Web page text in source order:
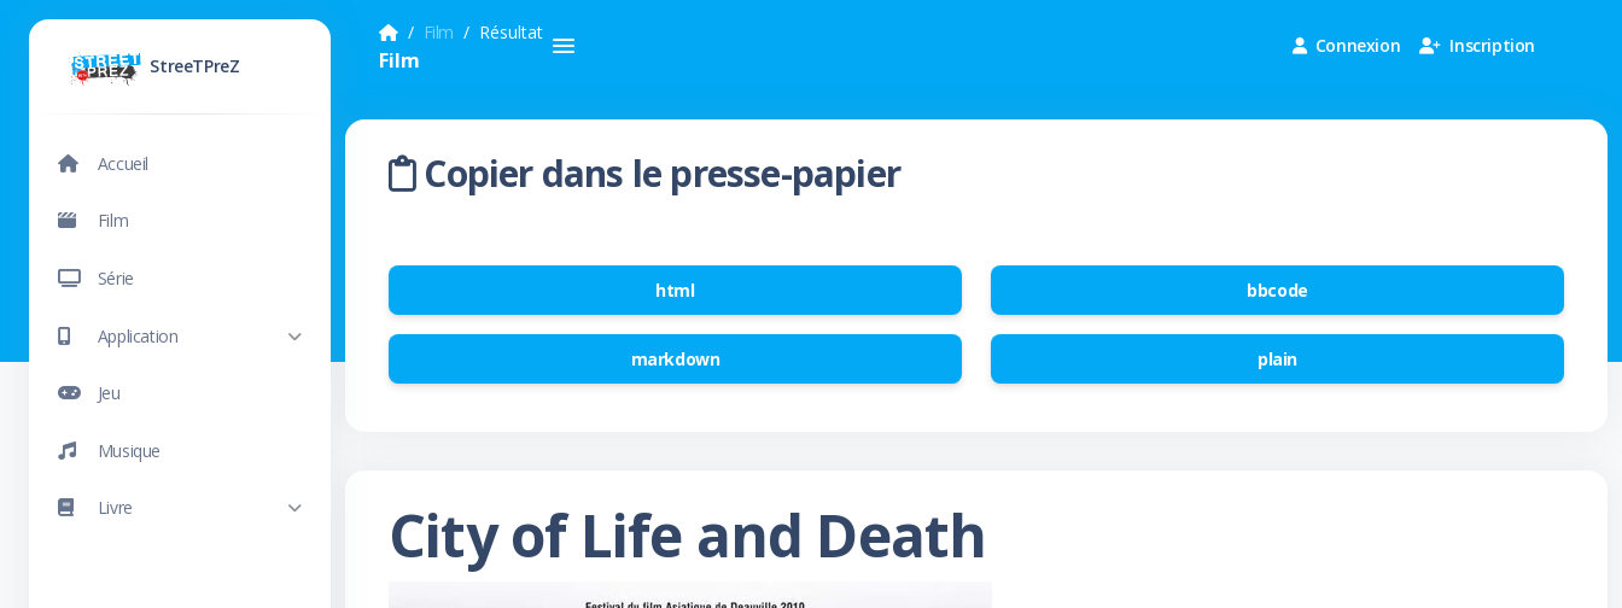
StreeTPreZ
Accueil
Film
Série
Application
Jeu
Musique
Livre
Film Résultat
Film
Connexion Inscription
Copier dans le presse-papier
html bbcode
markdown plain
City of Life and Death